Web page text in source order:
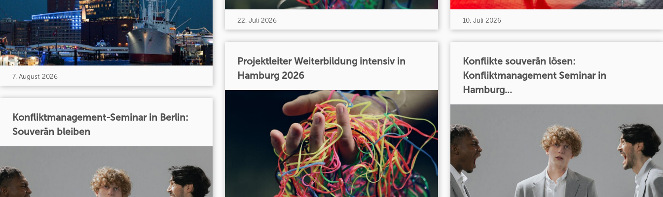
7. August 2026
Konfliktmanagement-Seminar in Berlin:
Souverän bleiben
22. Juli 2026
Projektleiter Weiterbildung intensiv in
Hamburg 2026
10. Juli 2026
Konflikte souverän lösen:
Konfliktmanagement Seminar in
Hamburg...